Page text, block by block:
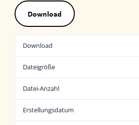
Download
Download
Dateigröße
Datei-Anzahl
Erstellungsdatum